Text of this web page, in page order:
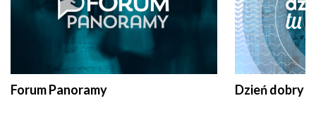
Forum Panoramy Dzień dobry